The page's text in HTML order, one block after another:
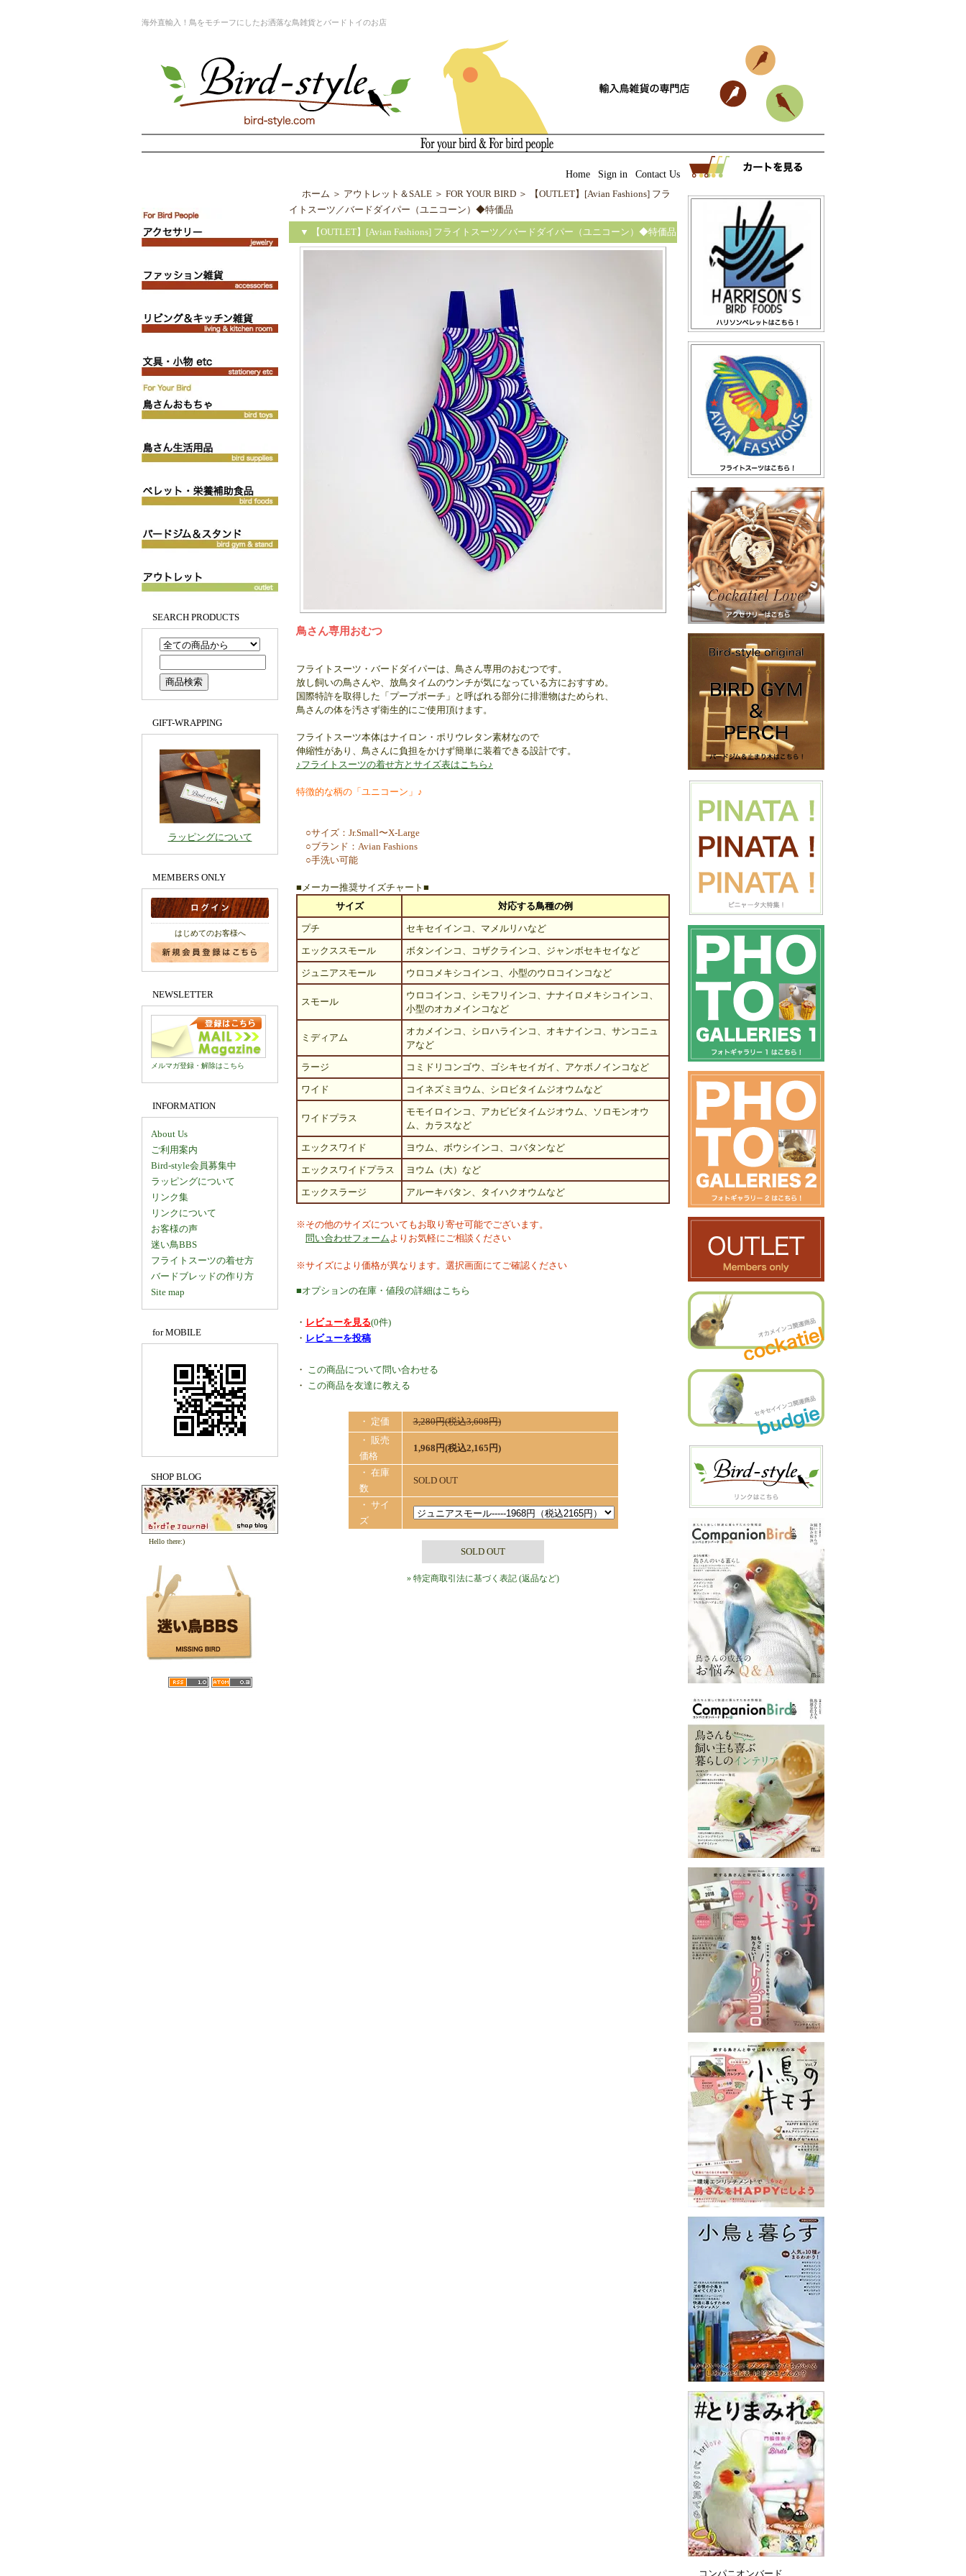
海外直輸入！鳥をモチーフにしたお洒落な鳥雑貨とバードトイのお店
Home Sign in Contact Us
SEARCH PRODUCTS
GIFT-WRAPPING
ラッピングについて
MEMBERS ONLY
はじめてのお客様へ
NEWSLETTER
メルマガ登録・解除はこちら
INFORMATION
About Us
ご利用案内
Bird-style会員募集中
ラッピングについて
リンク集
リンクについて
お客様の声
迷い鳥BBS
フライトスーツの着せ方
バードブレッドの作り方
Site map
for MOBILE
SHOP BLOG
Hello there:)
ホーム ＞ アウトレット＆SALE ＞ FOR YOUR BIRD ＞
【OUTLET】[Avian Fashions] フラ
イトスーツ／バードダイパー（ユニコーン）◆特価品
▼ 【OUTLET】[Avian Fashions] フライトスーツ／バードダイパー（ユニコーン）◆特価品
鳥さん専用おむつ
フライトスーツ・バードダイパーは、鳥さん専用のおむつです。
放し飼いの鳥さんや、放鳥タイムのウンチが気になっている方におすすめ。
国際特許を取得した「プープポーチ」と呼ばれる部分に排泄物はためられ、
鳥さんの体を汚さず衛生的にご使用頂けます。
フライトスーツ本体はナイロン・ポリウレタン素材なので
伸縮性があり、鳥さんに負担をかけず簡単に装着できる設計です。
♪フライトスーツの着せ方とサイズ表はこちら♪
特徴的な柄の「ユニコーン」♪
○サイズ：Jr.Small〜X-Large
○ブランド：Avian Fashions
○手洗い可能
■メーカー推奨サイズチャート■
サイズ
対応する鳥種の例
プチ セキセイインコ、マメルリハなど
エックススモール ボタンインコ、コザクラインコ、ジャンボセキセイなど
ジュニアスモール ウロコメキシコインコ、小型のウロコインコなど
スモール
ウロコインコ、シモフリインコ、ナナイロメキシコインコ、
小型のオカメインコなど
ミディアム
オカメインコ、シロハラインコ、オキナインコ、サンコニュ
アなど
ラージ コミドリコンゴウ、ゴシキセイガイ、アケボノインコなど
ワイド コイネズミヨウム、シロビタイムジオウムなど
ワイドプラス
モモイロインコ、アカビビタイムジオウム、ソロモンオウ
ム、カラスなど
エックスワイド ヨウム、ボウシインコ、コバタンなど
エックスワイドプラス ヨウム（大）など
エックスラージ アルーキバタン、タイハクオウムなど
※その他のサイズについてもお取り寄せ可能でございます。
問い合わせフォームよりお気軽にご相談ください
※サイズにより価格が異なります。選択画面にてご確認ください
■オプションの在庫・値段の詳細はこちら
・ レビューを見る(0件)
・ レビューを投稿
・ この商品について問い合わせる
・ この商品を友達に教える
・ 定価
3,280円(税込3,608円)
・ 販売
価格
1,968円(税込2,165円)
・ 在庫
数
SOLD OUT
・ サイ
ズ
SOLD OUT
» 特定商取引法に基づく表記 (返品など)
コンパニオンバード